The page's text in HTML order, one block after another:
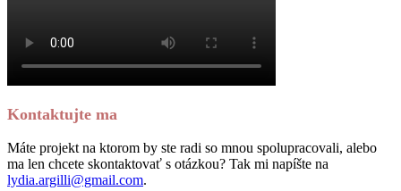
Kontaktujte ma
Máte projekt na ktorom by ste radi so mnou spolupracovali, alebo
ma len chcete skontaktovať s otázkou? Tak mi napíšte na
lydia.argilli@gmail.com.